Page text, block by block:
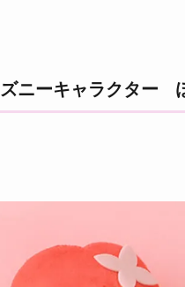
ニーキャラクター